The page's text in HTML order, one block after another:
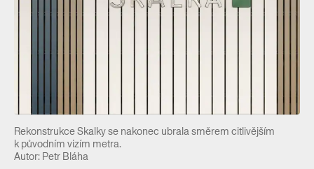
Rekonstrukce Skalky se nakonec ubrala směrem citlivějším
k původním vizím metra.
Autor: Petr Bláha